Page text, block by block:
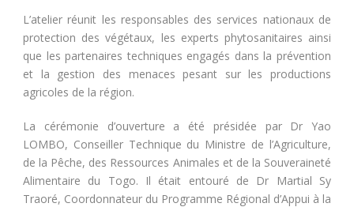
L’atelier réunit les responsables des services nationaux de
protection des végétaux, les experts phytosanitaires ainsi
que les partenaires techniques engagés dans la prévention
et la gestion des menaces pesant sur les productions
agricoles de la région.
La cérémonie d’ouverture a été présidée par Dr Yao
LOMBO, Conseiller Technique du Ministre de l’Agriculture,
de la Pêche, des Ressources Animales et de la Souveraineté
Alimentaire du Togo. Il était entouré de Dr Martial Sy
Traoré, Coordonnateur du Programme Régional d’Appui à la